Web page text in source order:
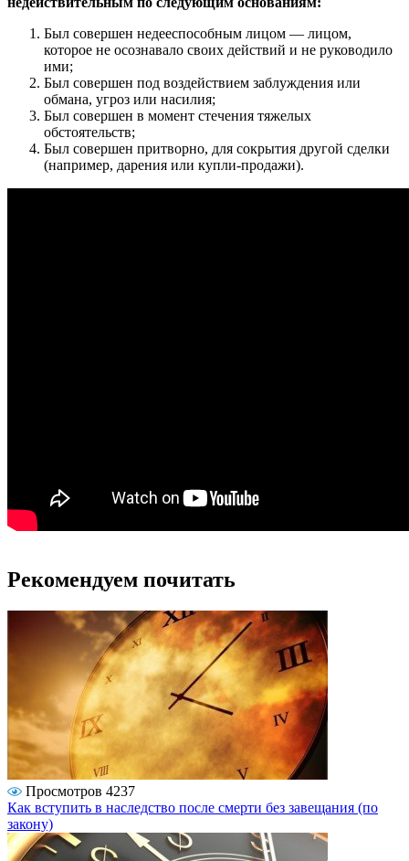
Был совершен недееспособным лицом — лицом,
которое не осознавало своих действий и не руководило
ими;
Был совершен под воздействием заблуждения или
обмана, угроз или насилия;
Был совершен в момент стечения тяжелых
обстоятельств;
Был совершен притворно, для сокрытия другой сделки
(например, дарения или купли-продажи).
Рекомендуем почитать
Просмотров 4237
Как вступить в наследство после смерти без завещания (по
закону)